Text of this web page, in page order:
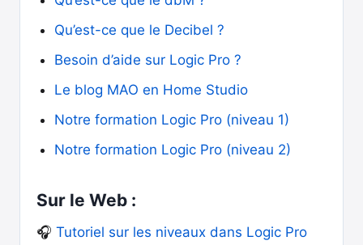
Qu’est-ce que le Decibel ?
Besoin d’aide sur Logic Pro ?
Le blog MAO en Home Studio
Notre formation Logic Pro (niveau 1)
Notre formation Logic Pro (niveau 2)
Sur le Web :
🎧 Tutoriel sur les niveaux dans Logic Pro